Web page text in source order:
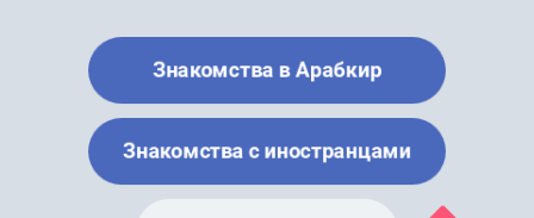
Знакомства в Арабкир
Знакомства с иностранцами